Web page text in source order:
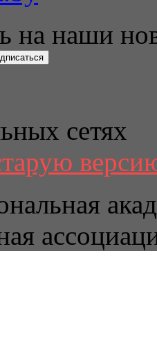
на наши
сетях